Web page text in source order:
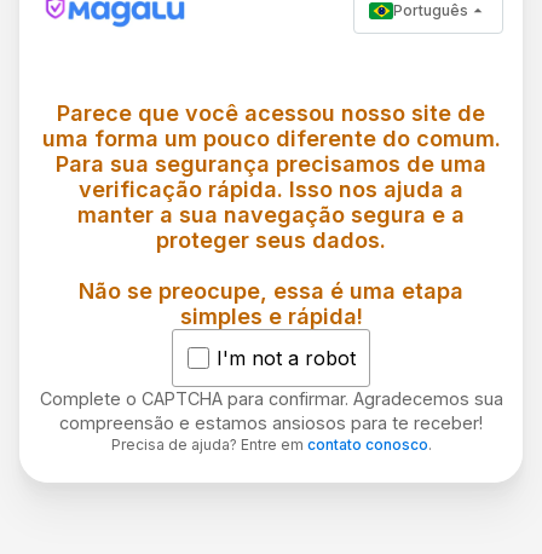
Português
Parece que você acessou nosso site de
uma forma um pouco diferente do comum.
Para sua segurança precisamos de uma
verificação rápida. Isso nos ajuda a
manter a sua navegação segura e a
proteger seus dados.
Não se preocupe, essa é uma etapa
simples e rápida!
I'm not a robot
Complete o CAPTCHA para confirmar. Agradecemos sua
compreensão e estamos ansiosos para te receber!
Precisa de ajuda? Entre em contato conosco.